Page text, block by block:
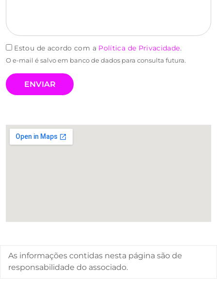
Estou de acordo com a Política de Privacidade.
O e-mail é salvo em banco de dados para consulta futura.
As informações contidas nesta página são de
responsabilidade do associado.